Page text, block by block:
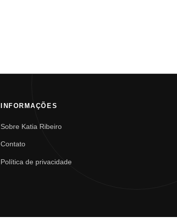
INFORMAÇÕES
Sobre Katia Ribeiro
Contato
Política de privacidade